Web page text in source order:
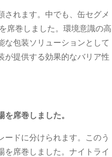
れます。中でも、缶セグメ
席巻しました。環境意識の高
な包装ソリューションとして
が提供する効果的なバリア性
席巻しました。
ドに分けられます。このう
を席巻しました。ナイトライ